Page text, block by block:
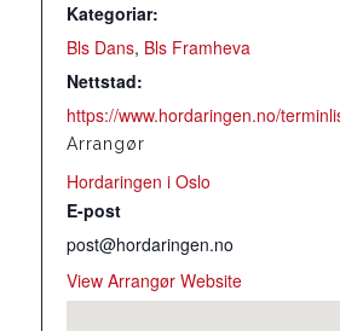
Kategoriar:
Bls Dans, Bls Framheva
Nettstad:
https://www.hordaringen.no/
Arrangør
Hordaringen i Oslo
E-post
post@hordaringen.no
View Arrangør Website